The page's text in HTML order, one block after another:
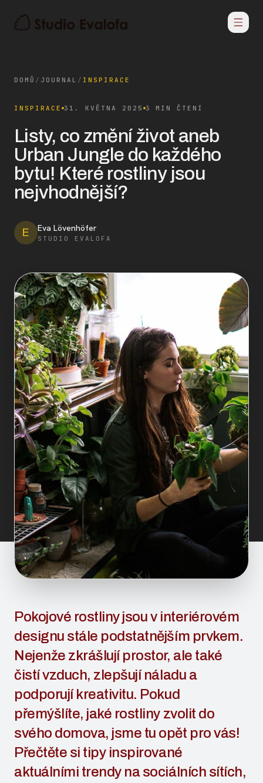
DOMŮ / JOURNAL / INSPIRACE
INSPIRACE 31. KVĚTNA 2025 3 MIN ČTENÍ
Listy, co změní život aneb
Urban Jungle do každého
bytu! Které rostliny jsou
nejvhodnější?
E Eva Lövenhöfer
STUDIO EVALOFA
Pokojové rostliny jsou v interiérovém
designu stále podstatnějším prvkem.
Nejenže zkrášlují prostor, ale také
čistí vzduch, zlepšují náladu a
podporují kreativitu. Pokud
přemýšlíte, jaké rostliny zvolit do
svého domova, jsme tu opět pro vás!
Přečtěte si tipy inspirované
aktuálními trendy na sociálních sítích,